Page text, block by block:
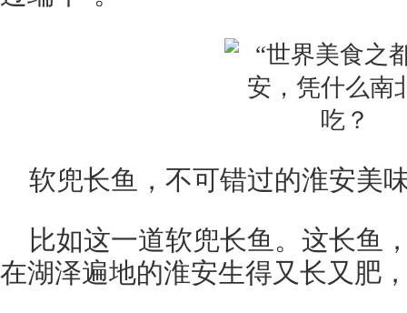
软兜长鱼，不可错过的淮安美
比如这一道软兜长鱼。这长鱼
在湖泽遍地的淮安生得又长又肥